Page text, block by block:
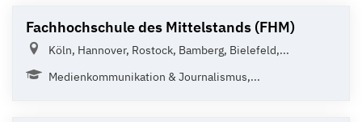
Fachhochschule des Mittelstands (FHM)
Köln, Hannover, Rostock, Bamberg, Bielefeld,...
Medienkommunikation & Journalismus,...